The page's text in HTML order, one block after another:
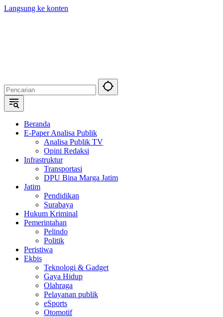
Langsung ke konten
Beranda
E-Paper Analisa Publik
Analisa Publik TV
Opini Redaksi
Infrastruktur
Transportasi
DPU Bina Marga Jatim
Jatim
Pendidikan
Surabaya
Hukum Kriminal
Pemerintahan
Pelindo
Politik
Peristiwa
Ekbis
Teknologi & Gadget
Gaya Hidup
Olahraga
Pelayanan publik
eSports
Otomotif